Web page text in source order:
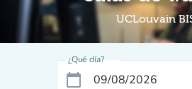
UCLouvain
¿Qué día?
calendar_today